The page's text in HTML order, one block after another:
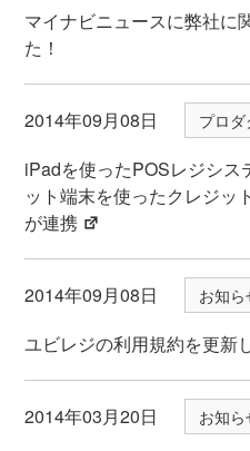
マイナビニュースに弊社に
た！
2014年09月08日 プロダ
iPadを使ったPOSレジシス
ット端末を使ったクレジッ
が連携
2014年09月08日 お知ら
ユビレジの利用規約を更新
2014年03月20日 お知ら